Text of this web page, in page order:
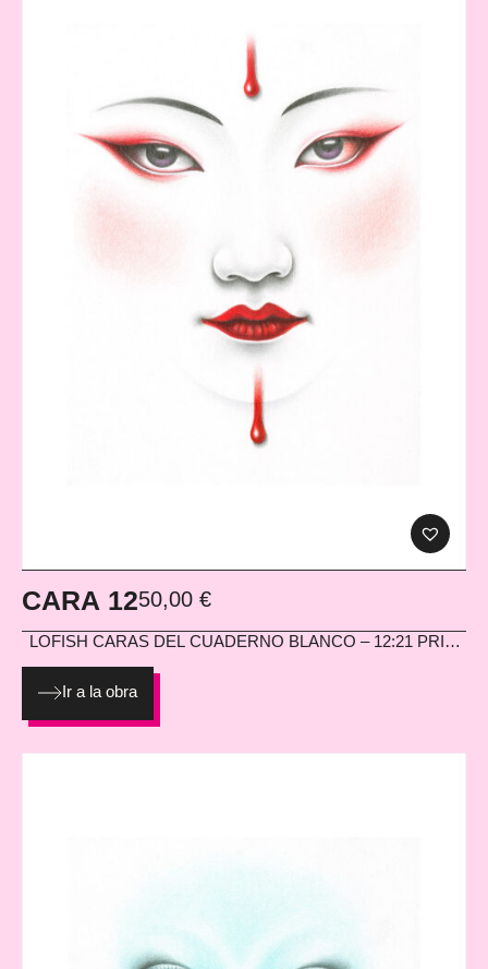
CARA 1250,00 €
LOFISH CARAS DEL CUADERNO BLANCO – 12:21 PRINT
Ir a la obra